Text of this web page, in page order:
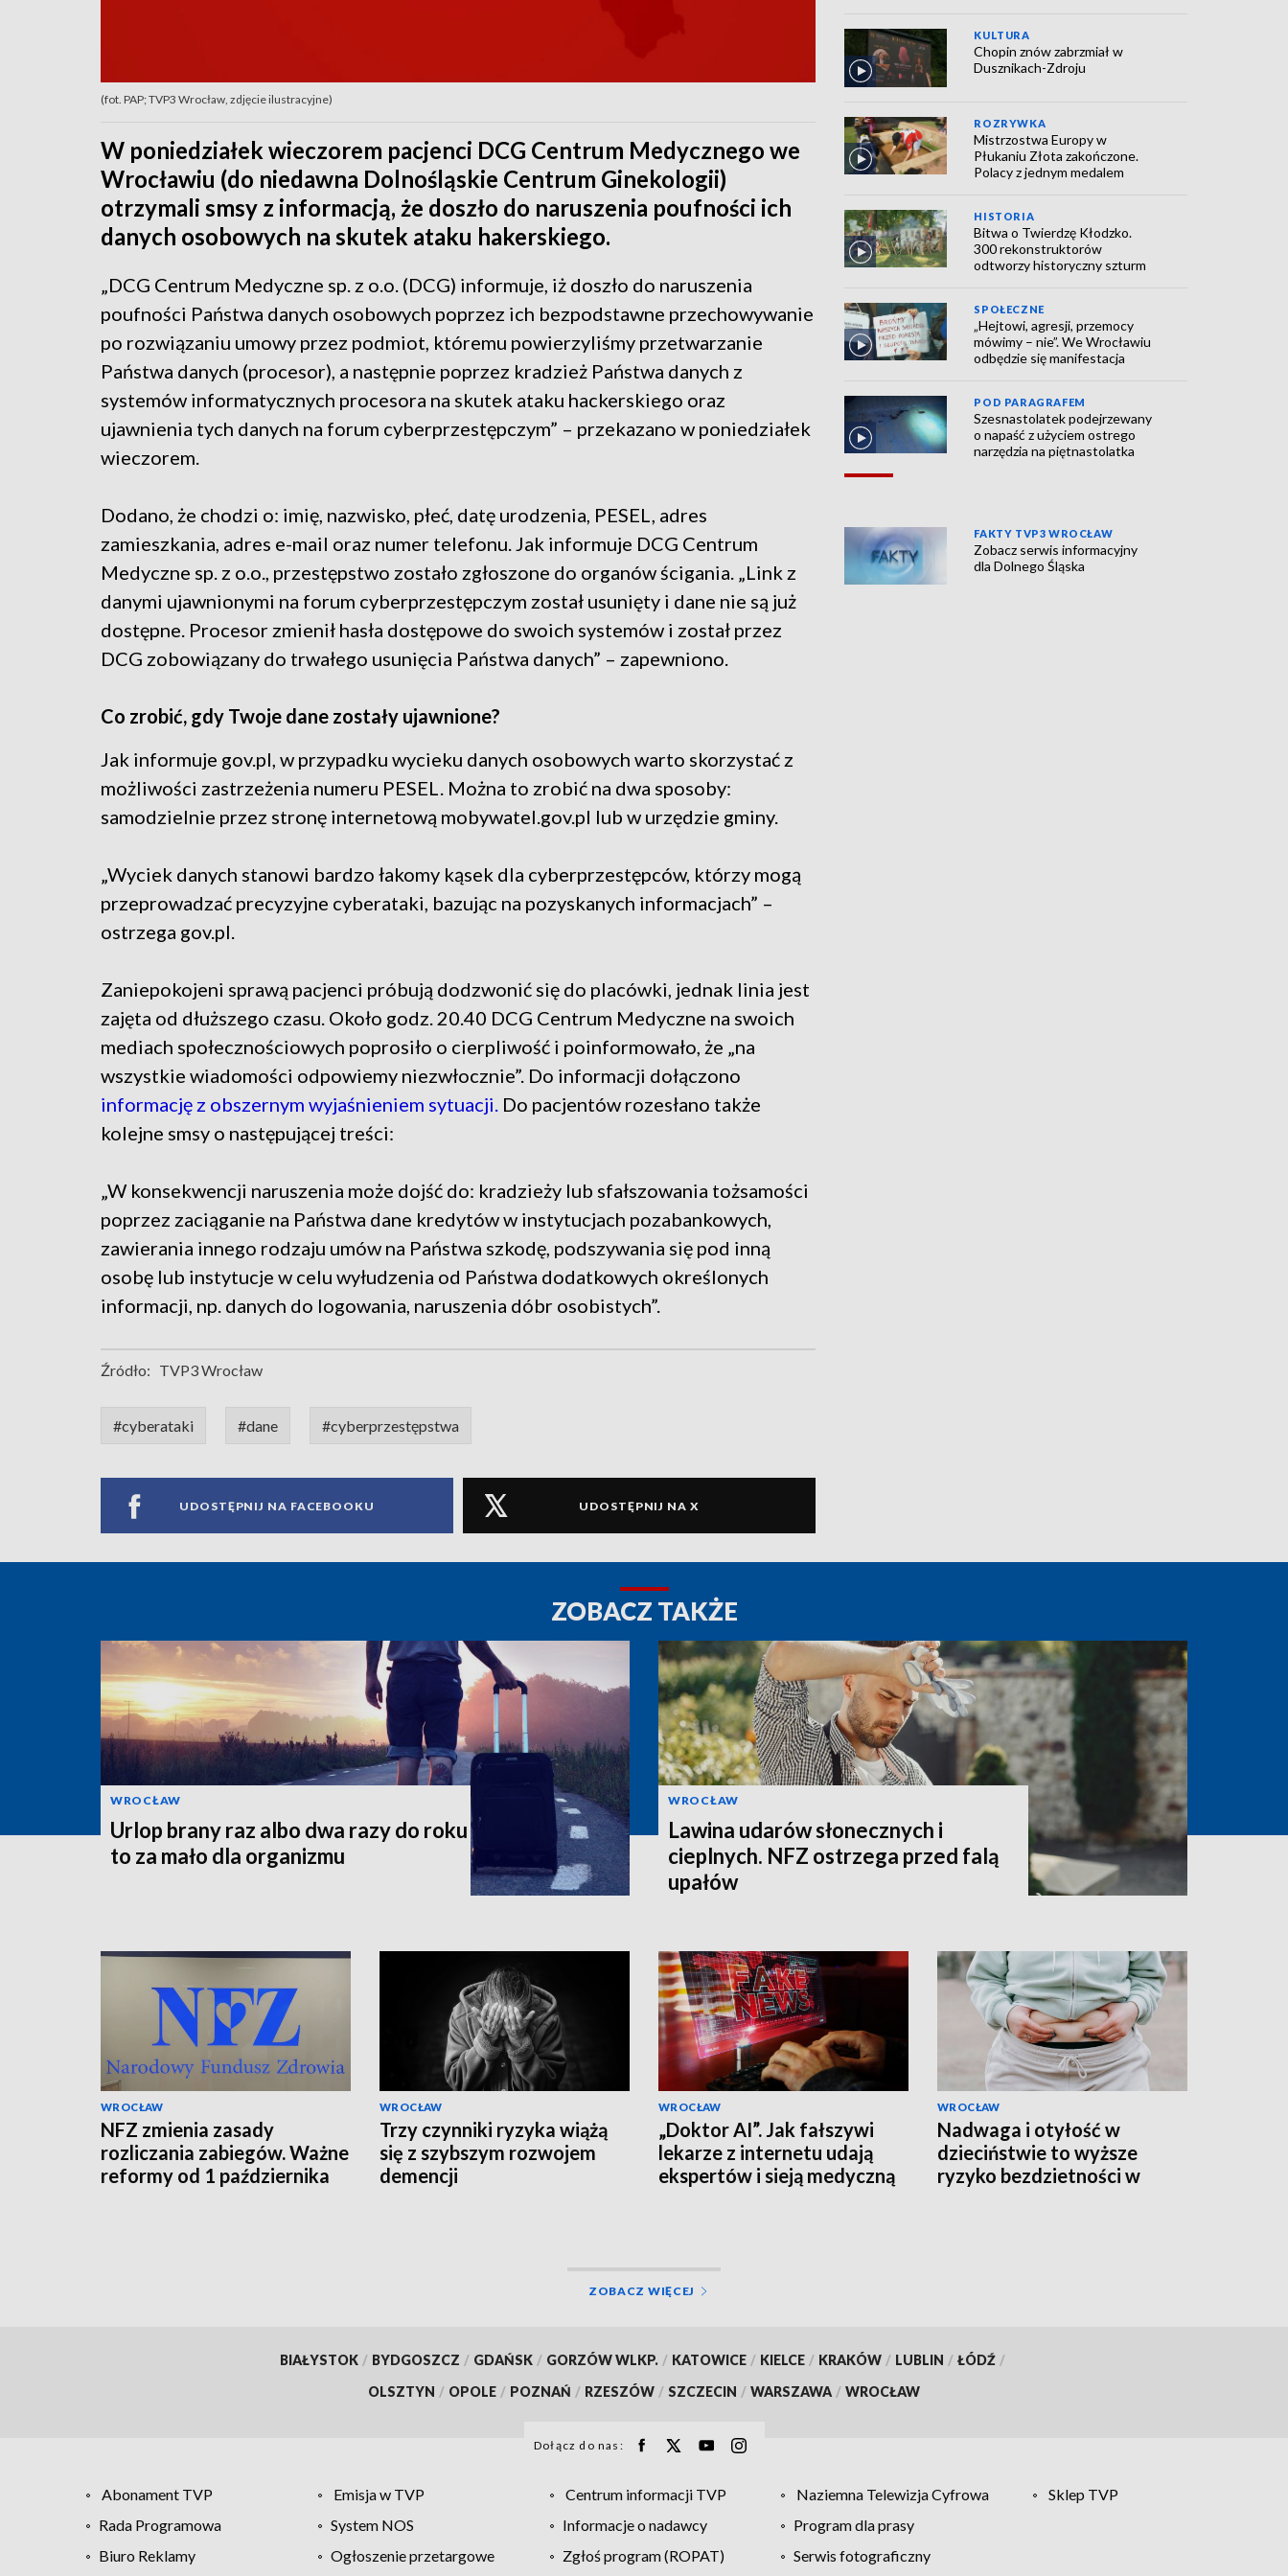
(fot. PAP; TVP3 Wrocław, zdjęcie ilustracyjne)
W poniedziałek wieczorem pacjenci DCG Centrum Medycznego we
Wrocławiu (do niedawna Dolnośląskie Centrum Ginekologii)
otrzymali smsy z informacją, że doszło do naruszenia poufności ich
danych osobowych na skutek ataku hakerskiego.
„DCG Centrum Medyczne sp. z o.o. (DCG) informuje, iż doszło do naruszenia
poufności Państwa danych osobowych poprzez ich bezpodstawne przechowywanie
po rozwiązaniu umowy przez podmiot, któremu powierzyliśmy przetwarzanie
Państwa danych (procesor), a następnie poprzez kradzież Państwa danych z
systemów informatycznych procesora na skutek ataku hackerskiego oraz
ujawnienia tych danych na forum cyberprzestępczym” – przekazano w poniedziałek
wieczorem.
Dodano, że chodzi o: imię, nazwisko, płeć, datę urodzenia, PESEL, adres
zamieszkania, adres e-mail oraz numer telefonu. Jak informuje DCG Centrum
Medyczne sp. z o.o., przestępstwo zostało zgłoszone do organów ścigania. „Link z
danymi ujawnionymi na forum cyberprzestępczym został usunięty i dane nie są już
dostępne. Procesor zmienił hasła dostępowe do swoich systemów i został przez
DCG zobowiązany do trwałego usunięcia Państwa danych” – zapewniono.
Co zrobić, gdy Twoje dane zostały ujawnione?
Jak informuje gov.pl, w przypadku wycieku danych osobowych warto skorzystać z
możliwości zastrzeżenia numeru PESEL. Można to zrobić na dwa sposoby:
samodzielnie przez stronę internetową mobywatel.gov.pl lub w urzędzie gminy.
„Wyciek danych stanowi bardzo łakomy kąsek dla cyberprzestępców, którzy mogą
przeprowadzać precyzyjne cyberataki, bazując na pozyskanych informacjach” –
ostrzega gov.pl.
Zaniepokojeni sprawą pacjenci próbują dodzwonić się do placówki, jednak linia jest
zajęta od dłuższego czasu. Około godz. 20.40 DCG Centrum Medyczne na swoich
mediach społecznościowych poprosiło o cierpliwość i poinformowało, że „na
wszystkie wiadomości odpowiemy niezwłocznie”. Do informacji dołączono
informację z obszernym wyjaśnieniem sytuacji. Do pacjentów rozesłano także
kolejne smsy o następującej treści:
„W konsekwencji naruszenia może dojść do: kradzieży lub sfałszowania tożsamości
poprzez zaciąganie na Państwa dane kredytów w instytucjach pozabankowych,
zawierania innego rodzaju umów na Państwa szkodę, podszywania się pod inną
osobę lub instytucje w celu wyłudzenia od Państwa dodatkowych określonych
informacji, np. danych do logowania, naruszenia dóbr osobistych”.
Źródło: TVP3 Wrocław
#cyberataki #dane #cyberprzestępstwa
UDOSTĘPNIJ NA FACEBOOKU UDOSTĘPNIJ NA X
KULTURA
Chopin znów zabrzmiał w
Dusznikach-Zdroju
ROZRYWKA
Mistrzostwa Europy w
Płukaniu Złota zakończone.
Polacy z jednym medalem
HISTORIA
Bitwa o Twierdzę Kłodzko.
300 rekonstruktorów
odtworzy historyczny szturm
SPOŁECZNE
„Hejtowi, agresji, przemocy
mówimy – nie”. We Wrocławiu
odbędzie się manifestacja
POD PARAGRAFEM
Szesnastolatek podejrzewany
o napaść z użyciem ostrego
narzędzia na piętnastolatka
FAKTY TVP3 WROCŁAW
Zobacz serwis informacyjny
dla Dolnego Śląska
ZOBACZ TAKŻE
WROCŁAW
Urlop brany raz albo dwa razy do roku
to za mało dla organizmu
WROCŁAW
Lawina udarów słonecznych i
cieplnych. NFZ ostrzega przed falą
upałów
WROCŁAW
NFZ zmienia zasady
rozliczania zabiegów. Ważne
reformy od 1 października
WROCŁAW
Trzy czynniki ryzyka wiążą
się z szybszym rozwojem
demencji
WROCŁAW
„Doktor AI”. Jak fałszywi
lekarze z internetu udają
ekspertów i sieją medyczną
WROCŁAW
Nadwaga i otyłość w
dzieciństwie to wyższe
ryzyko bezdzietności w
ZOBACZ WIĘCEJ
BIAŁYSTOK / BYDGOSZCZ / GDAŃSK / GORZÓW WLKP. / KATOWICE / KIELCE / KRAKÓW / LUBLIN / ŁÓDŹ /
OLSZTYN / OPOLE / POZNAŃ / RZESZÓW / SZCZECIN / WARSZAWA / WROCŁAW
Dołącz do nas:
Abonament TVP Emisja w TVP Centrum informacji TVP Naziemna Telewizja Cyfrowa
Sklep TVP
Rada Programowa
System NOS Informacje o nadawcy
Program dla prasy
Biuro Reklamy
Ogłoszenie przetargowe Zgłoś program (ROPAT) Serwis fotograficzny